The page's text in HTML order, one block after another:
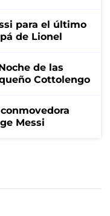
para el último
de Lionel
de las
Cottolengo
Messi